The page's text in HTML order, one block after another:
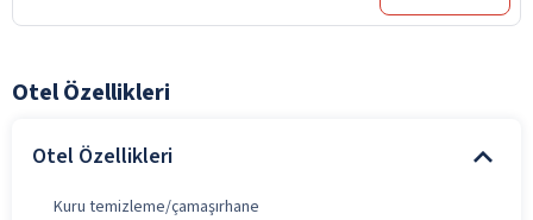
Otel Özellikleri
Otel Özellikleri
Kuru temizleme/çamaşırhane